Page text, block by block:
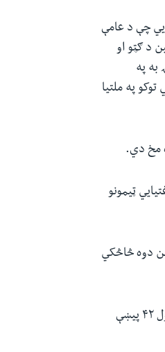
چې د عامې
د ګټو او
به په
په ملتیا
مخ دي.
ټیمونو
دوه څاڅکي
د روان میلادي کال له پیل راهیسې د هیواد دننه د پولیو د لومړي ډول یوه پیښه او د دویم ډول ۴۲ پیښې